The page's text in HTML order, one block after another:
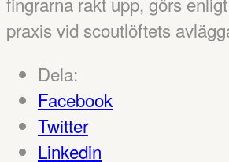
praxis vid scoutlöftets
Dela:
Facebook
Twitter
Linkedin